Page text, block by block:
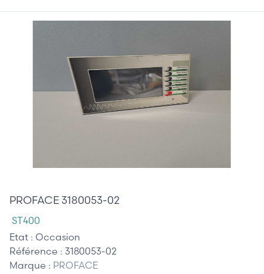
PROFACE 3180053-02
ST400
Etat : Occasion
Référence : 3180053-02
Marque : PROFACE